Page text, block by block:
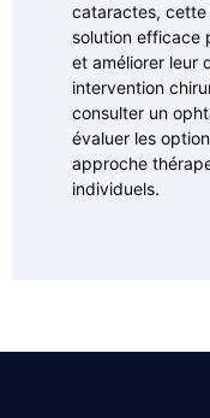
cataractes,
solution efficace
et améliorer leur
intervention
consulter un
évaluer les
approche
individuels.